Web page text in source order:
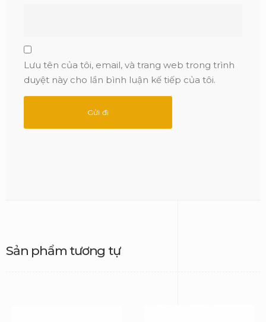
Lưu tên của tôi, email, và trang web trong trình
duyệt này cho lần bình luận kế tiếp của tôi.
Sản phẩm tương tự